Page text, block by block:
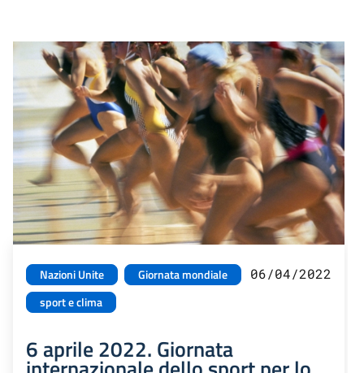
Nazioni Unite
Giornata mondiale
sport e clima
06/04/2022
6 aprile 2022. Giornata